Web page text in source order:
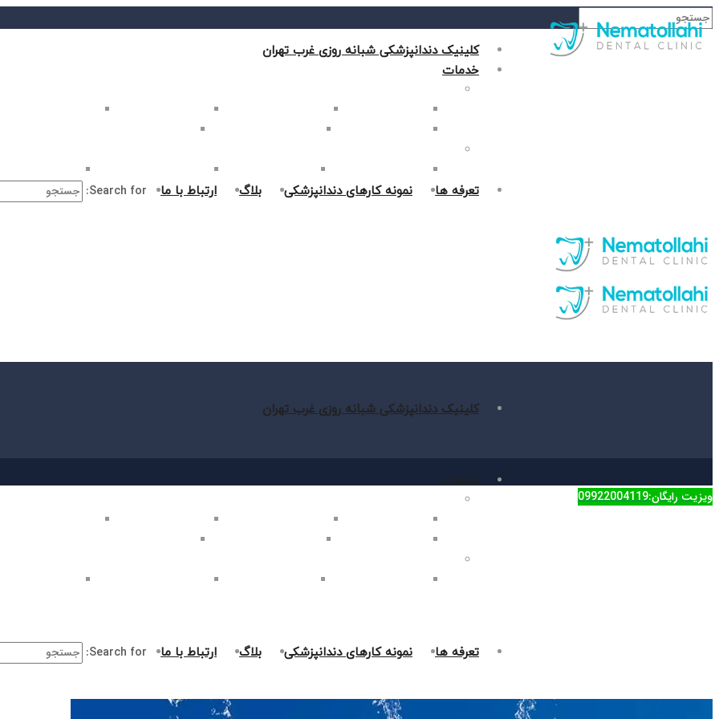
کلینیک دندانپزشکی شبانه روزی غرب تهران
خدمات
جراحی فک در غرب تهران
بلیچینگ دندان در غرب تهران لمینت دندان در غرب تهران کامپوزیت دندان در غرب
روکش دندان در غرب تهران
اصلاح طرح لبخند در غرب تهران
پر کردن دندان در غرب تهران
جراحی دندان در غرب تهران درمان ریشه دندان در غرب تهران جراحی لثه در غرب
تعرفه ها نمونه کارهای دندانپزشکی بلاگ ارتباط با ما Search for:
کلینیک دندانپزشکی شبانه روزی غرب تهران
جراحی فک در غرب تهران
بلیچینگ دندان در غرب تهران لمینت دندان در غرب تهران کامپوزیت دندان در غرب
روکش دندان در غرب تهران
اصلاح طرح لبخند در غرب تهران
پر کردن دندان در غرب تهران
جراحی دندان در غرب تهران درمان ریشه دندان در غرب تهران جراحی لثه در غرب
تعرفه ها نمونه کارهای دندانپزشکی بلاگ ارتباط با ما Search for:
ویزیت رایگان:09922004119